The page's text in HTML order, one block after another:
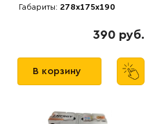
Габариты: 278x175x190
390 руб.
В корзину